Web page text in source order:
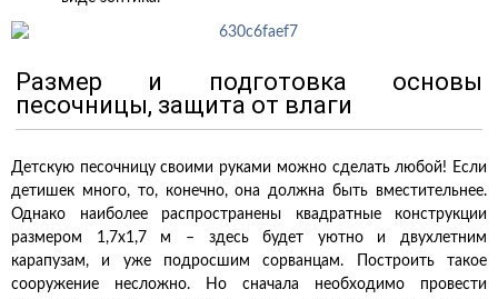
Размер и подготовка основы
песочницы, защита от влаги
Детскую песочницу своими руками можно сделать любой! Если
детишек много, то, конечно, она должна быть вместительнее.
Однако наиболее распространены квадратные конструкции
размером 1,7х1,7 м – здесь будет уютно и двухлетним
карапузам, и уже подросшим сорванцам. Построить такое
сооружение несложно. Но сначала необходимо провести